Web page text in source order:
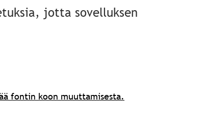
jotta sovelluksen
fontin koon muuttamisesta.